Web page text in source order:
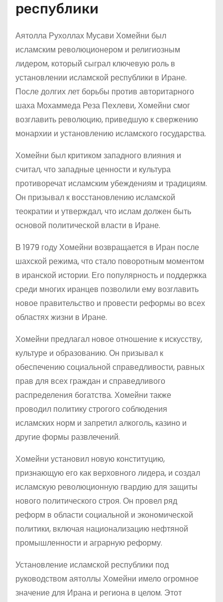
республики
Аятолла Рухоллах Мусави Хомейни был
исламским революционером и религиозным
лидером, который сыграл ключевую роль в
установлении исламской республики в Иране.
После долгих лет борьбы против авторитарного
шаха Мохаммеда Реза Пехлеви, Хомейни смог
возглавить революцию, приведшую к свержению
монархии и установлению исламского государства.
Хомейни был критиком западного влияния и
считал, что западные ценности и культура
противоречат исламским убеждениям и традициям.
Он призывал к восстановлению исламской
теократии и утверждал, что ислам должен быть
основой политической власти в Иране.
В 1979 году Хомейни возвращается в Иран после
шахской режима, что стало поворотным моментом
в иранской истории. Его популярность и поддержка
среди многих иранцев позволили ему возглавить
новое правительство и провести реформы во всех
областях жизни в Иране.
Хомейни предлагал новое отношение к искусству,
культуре и образованию. Он призывал к
обеспечению социальной справедливости, равных
прав для всех граждан и справедливого
распределения богатства. Хомейни также
проводил политику строгого соблюдения
исламских норм и запретил алкоголь, казино и
другие формы развлечений.
Хомейни установил новую конституцию,
признающую его как верховного лидера, и создал
исламскую революционную гвардию для защиты
нового политического строя. Он провел ряд
реформ в области социальной и экономической
политики, включая национализацию нефтяной
промышленности и аграрную реформу.
Установление исламской республики под
руководством аятоллы Хомейни имело огромное
значение для Ирана и региона в целом. Этот